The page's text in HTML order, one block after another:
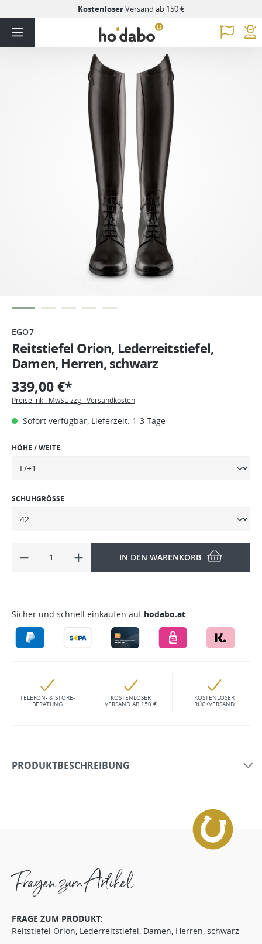
KostenloserVersand ab 150 €
EGO7
Reitstiefel Orion, Lederreitstiefel,
Damen, Herren, schwarz
339,00 €*
Preise inkl. MwSt. zzgl. Versandkosten
Sofort verfügbar, Lieferzeit: 1-3 Tage
HÖHE / WEITE
SCHUHGRÖSSE
IN DEN WARENKORB
Sicher und schnell einkaufen auf hodabo.at
TELEFON- & STORE-
BERATUNG
KOSTENLOSER
VERSAND AB 150 €
KOSTENLOSER
RÜCKVERSAND
PRODUKTBESCHREIBUNG
Fragen zum Artikel
FRAGE ZUM PRODUKT:
Reitstiefel Orion, Lederreitstiefel, Damen, Herren, schwarz